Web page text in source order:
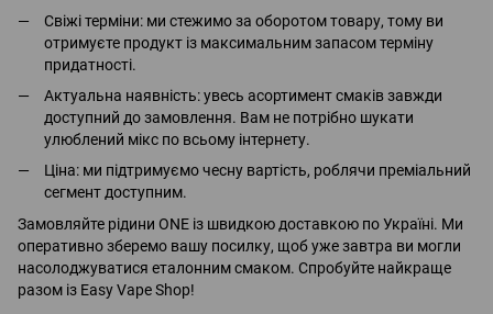
Свіжі терміни: ми стежимо за оборотом товару, тому ви
отримуєте продукт із максимальним запасом терміну
придатності.
Актуальна наявність: увесь асортимент смаків завжди
доступний до замовлення. Вам не потрібно шукати
улюблений мікс по всьому інтернету.
Ціна: ми підтримуємо чесну вартість, роблячи преміальний
сегмент доступним.
Замовляйте рідини ONE із швидкою доставкою по Україні. Ми
оперативно зберемо вашу посилку, щоб уже завтра ви могли
насолоджуватися еталонним смаком. Спробуйте найкраще
разом із Easy Vape Shop!